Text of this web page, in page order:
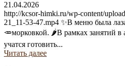
21.04.2026
http://kcsor-himki.ru/wp-content/
21_11-53-47.mp4 ✨В меню была
🥕морковкой. 🌶В рамках занятий в
учатся готовить...
Читать далее